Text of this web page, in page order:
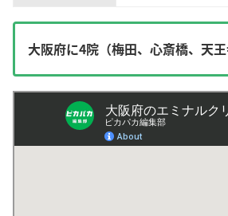
大阪府に4院（梅田、心斎橋、天王